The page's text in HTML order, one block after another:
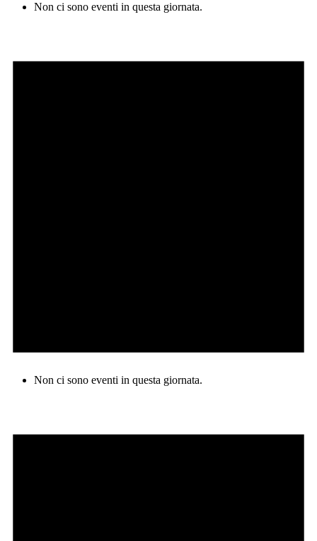
Non ci sono eventi in questa giornata.
Non ci sono eventi in questa giornata.